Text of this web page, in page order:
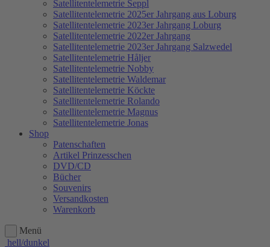
Satellitentelemetrie Seppl
Satellitentelemetrie 2025er Jahrgang aus Loburg
Satellitentelemetrie 2023er Jahrgang Loburg
Satellitentelemetrie 2022er Jahrgang
Satellitentelemetrie 2023er Jahrgang Salzwedel
Satellitentelemetrie Håljer
Satellitentelemetrie Nobby
Satellitentelemetrie Waldemar
Satellitentelemetrie Köckte
Satellitentelemetrie Rolando
Satellitentelemetrie Magnus
Satellitentelemetrie Jonas
Shop
Patenschaften
Artikel Prinzesschen
DVD/CD
Bücher
Souvenirs
Versandkosten
Warenkorb
Menü
hell/dunkel